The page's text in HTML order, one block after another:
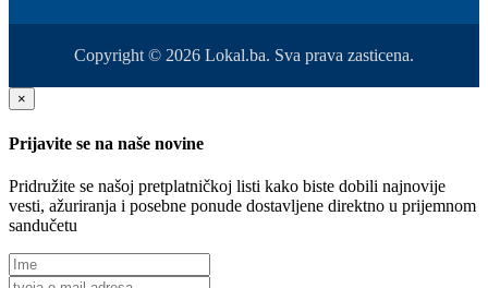
Copyright © 2026 Lokal.ba. Sva prava zasticena.
×
Prijavite se na naše novine
Pridružite se našoj pretplatničkoj listi kako biste dobili najnovije
vesti, ažuriranja i posebne ponude dostavljene direktno u prijemnom
sandučetu